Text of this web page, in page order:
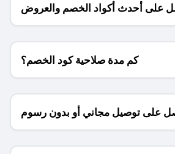
على أحدث أكواد الخصم والعروض
للمتاجر؟
كم مدة صلاحية كود الخصم؟
على توصيل مجاني أو بدون رسوم
الشحن ؟